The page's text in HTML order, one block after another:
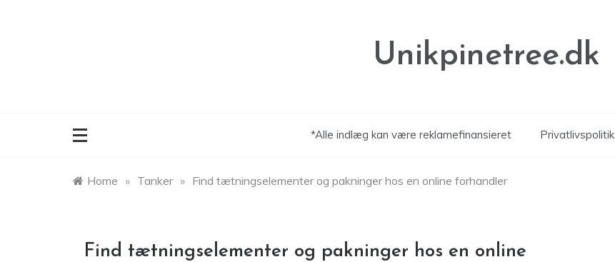
Unikpinetree.dk
*Alle indlæg kan være reklamefinansieret Privatlivspolitik
Home » Tanker » Find tætningselementer og pakninger hos en online forhandler
Find tætningselementer og pakninger hos en online